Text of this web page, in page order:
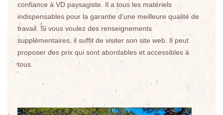
confiance à VD paysagiste. Il a tous les matériels
indispensables pour la garantie d'une meilleure qualité de
travail. Si vous voulez des renseignements
supplémentaires, il suffit de visiter son site web. Il peut
proposer des prix qui sont abordables et accessibles à
tous.